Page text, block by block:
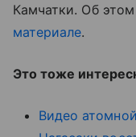
Камчатки. Об
материале.
Это тоже
Видео